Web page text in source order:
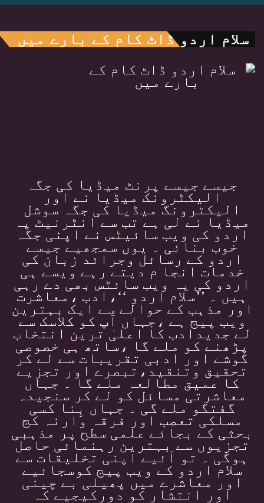
سلام اردو ڈاٹ کام کے بارے میں
جیسے جیسے پرنٹ میڈیا کی جگہ
الیکٹرونک میڈیا نے اور
الیکٹرونگ میڈیا کی جگہ سوشل
میڈیا نے لی ہے تب سے انٹرنیٹ پہ
اردو کی ویب سائیٹس نے اپنی جگہ
خوب بنائی ۔ یوں سمجھیے جیسے
اردو کے رسائل وجرائد زبان کی
خدمات انجا م دیتے رہے ویسے ہی
اردو کی یہ ویب سائٹس بھی دے رہی
ہیں ۔ ’’سلام اردو ‘‘،ادب ،معاشرت
اور مذہب کے حوالے سے ایک بہترین
ویب پیج ہے ،جہاں آپ کو کلاسک سے
لے جدیدادب کا اعلیٰ ترین انتخاب
پڑھنے کو ملے گا ،ساتھ ہی خصوصی
گوشے اور ادبی تقریبات سے لے کر
تحقیق وتنقید،تبصرے اور تجزیے
کا عمیق مطالعہ ملے گا ۔ جہاں
معاشرتی مسائل کو لے کر سنجیدہ
گفتگو ملے گی ۔ جہاں بِنا کسی
مسلکی تعصب اور فرقہ وارنہ کج
بحثی کے بجائے علمی سطح پر مذہبی
تجزیوں سے بہترین رہنمائی حاصل
ہوگی ۔ تو آئیے اپنی تخلیقات سے
سلام اردو کے ویب پیج کوسجائیے
اور معاشرے میں پھیلی بے چینی
اور انتشار کو دورکیجیے کہ